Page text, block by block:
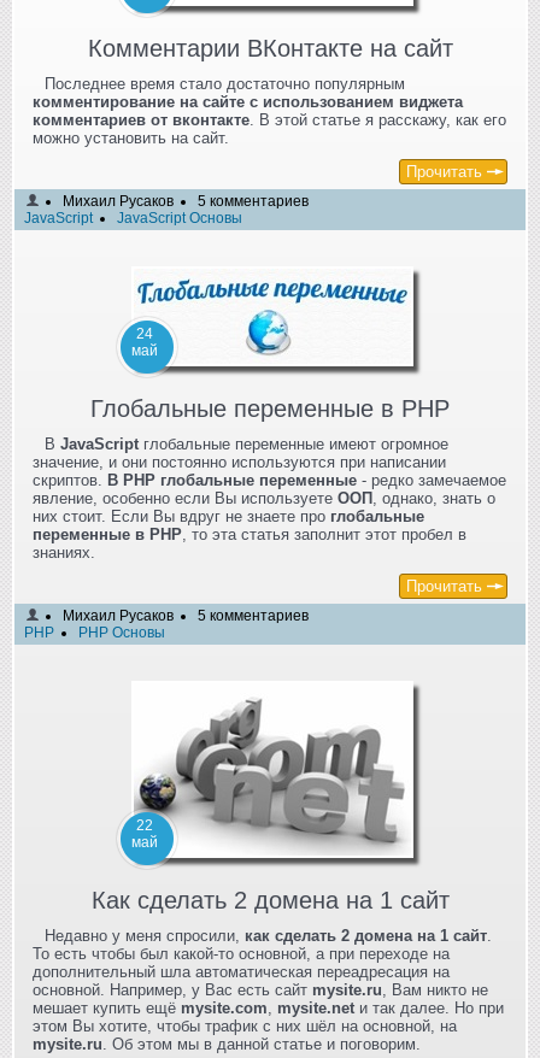
Комментарии ВКонтакте на сайт
Последнее время стало достаточно популярным
комментирование на сайте с использованием виджета
комментариев от вконтакте . В этой статье я расскажу, как его
можно установить на сайт.
Прочитать
Михаил Русаков
5 комментариев
JavaScript
JavaScript Основы
24
май
Глобальные переменные в PHP
В JavaScript глобальные переменные имеют огромное
значение, и они постоянно используются при написании
скриптов. В PHP глобальные переменные - редко замечаемое
явление, особенно если Вы используете ООП , однако, знать о
них стоит. Если Вы вдруг не знаете про глобальные
переменные в PHP , то эта статья заполнит этот пробел в
знаниях.
Прочитать
Михаил Русаков
5 комментариев
PHP
PHP Основы
22
май
Как сделать 2 домена на 1 сайт
Недавно у меня спросили, как сделать 2 домена на 1 сайт
То есть чтобы был какой-то основной, а при переходе на
дополнительный шла автоматическая переадресация на
основной. Например, у Вас есть сайт mysite.ru , Вам никто не
мешает купить ещё mysite.com mysite.net и так далее. Но при
этом Вы хотите, чтобы трафик с них шёл на основной, на
mysite.ru . Об этом мы в данной статье и поговорим.